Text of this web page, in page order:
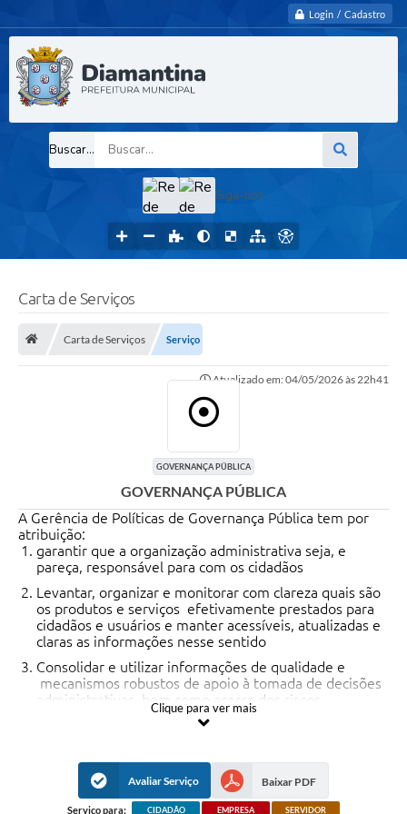
Login / Cadastro
Buscar...
Siga-nos
Carta de Serviços
Carta de Serviços Serviço
Atualizado em: 04/05/2026 às 22h41
GOVERNANÇA PÚBLICA
GOVERNANÇA PÚBLICA
A Gerência de Políticas de Governança Pública tem por
atribuição:
garantir que a organização administrativa seja, e
pareça, responsável para com os cidadãos
Levantar, organizar e monitorar com clareza quais são
os produtos e serviços efetivamente prestados para
cidadãos e usuários e manter acessíveis, atualizadas e
claras as informações nesse sentido
Consolidar e utilizar informações de qualidade e
mecanismos robustos de apoio à tomada de decisões
administrativas, bem como acerca dos riscos
envolvidos nessas decisões de modo a viabilizar sua
nos princípios administrativos e leis que garantem
acesso à informação
Clique para ver mais
Avaliar Serviço Baixar PDF
Serviço para: CIDADÃO EMPRESA SERVIDOR